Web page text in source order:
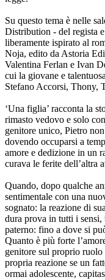
Su questo tema è nelle
Distribution - del regista
liberamente ispirato al
Noja, edito da Astoria
Valentina Ferlan e Ivan
cui la giovane e
Stefano Accorsi, Thony,
‘Una figlia’ racconta la
rimasto vedovo e solo
genitore unico, Pietro
dovendo occuparsi a
amore e dedizione in un
curava le ferite dell’altra
Quando, dopo qualche
sentimentale con una
sognato: la reazione di
dura prova in tutti i sensi,
paterno: fino a dove si
Quanto è più forte
genitore sul proprio ruolo
propria reazione se un
ormai adolescente,